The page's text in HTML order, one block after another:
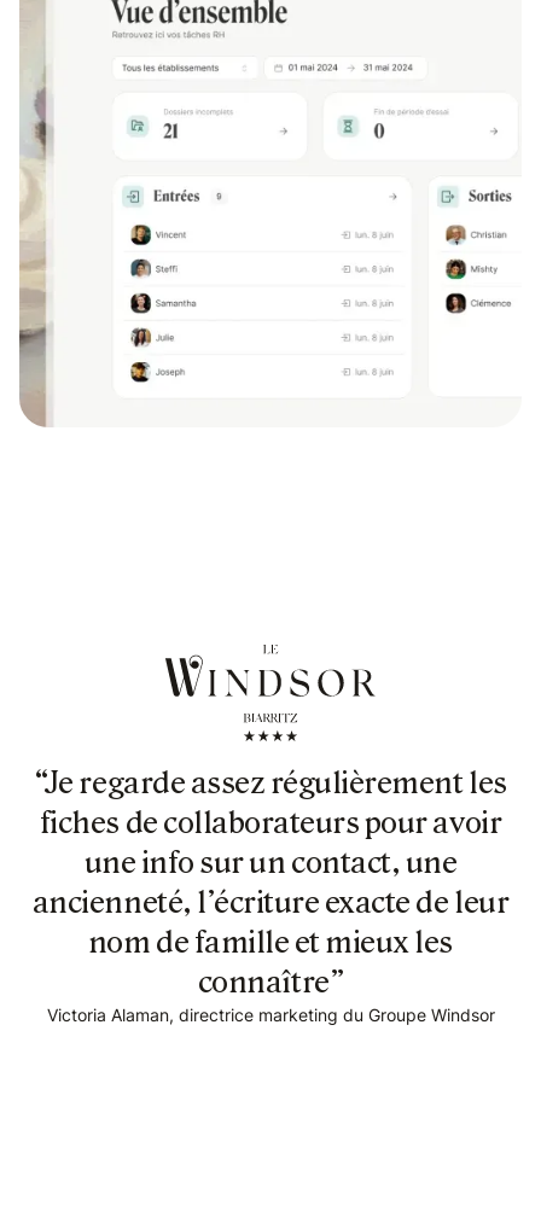
“Je regarde assez régulièrement les
fiches de collaborateurs pour avoir
une info sur un contact, une
ancienneté, l’écriture exacte de leur
nom de famille et mieux les
connaître”
Victoria Alaman, directrice marketing du Groupe Windsor